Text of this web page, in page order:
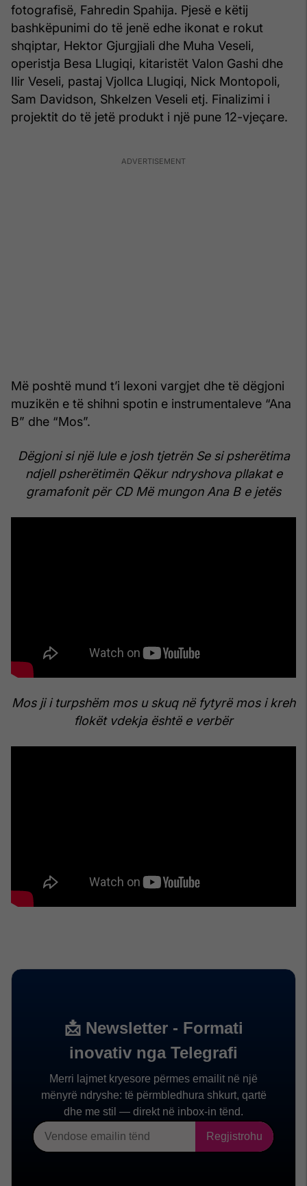
fotografisë, Fahredin Spahija. Pjesë e këtij
bashkëpunimi do të jenë edhe ikonat e rokut
shqiptar, Hektor Gjurgjiali dhe Muha Veseli,
operistja Besa Llugiqi, kitaristët Valon Gashi dhe
Ilir Veseli, pastaj Vjollca Llugiqi, Nick Montopoli,
Sam Davidson, Shkelzen Veseli etj. Finalizimi i
projektit do të jetë produkt i një pune 12-vjeçare.
Më poshtë mund t’i lexoni vargjet dhe të dëgjoni
muzikën e të shihni spotin e instrumentaleve “Ana
B” dhe “Mos”.
Dëgjoni si një lule e josh tjetrën Se si psherëtima
ndjell psherëtimën Qëkur ndryshova pllakat e
gramafonit për CD Më mungon Ana B e jetës
Mos ji i turpshëm mos u skuq në fytyrë mos i kreh
flokët vdekja është e verbër